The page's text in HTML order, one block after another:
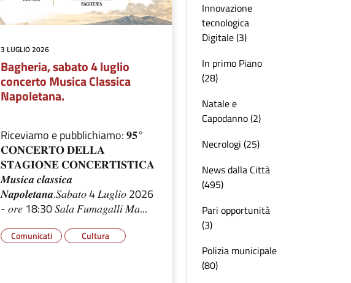
3 LUGLIO 2026
Bagheria, sabato 4 luglio
concerto Musica Classica
Napoletana.
Riceviamo e pubblichiamo: 𝟗𝟓°
𝐂𝐎𝐍𝐂𝐄𝐑𝐓𝐎 𝐃𝐄𝐋𝐋𝐀
𝐒𝐓𝐀𝐆𝐈𝐎𝐍𝐄 𝐂𝐎𝐍𝐂𝐄𝐑𝐓𝐈𝐒𝐓𝐈𝐂𝐀
𝑴𝒖𝒔𝒊𝒄𝒂 𝒄𝒍𝒂𝒔𝒔𝒊𝒄𝒂
𝑵𝒂𝒑𝒐𝒍𝒆𝒕𝒂𝒏𝒂.𝑆𝑎𝑏𝑎𝑡𝑜 4 𝐿𝑢𝑔𝑙𝑖𝑜 2026
- 𝑜𝑟𝑒 18:30 𝑆𝑎𝑙𝑎 𝐹𝑢𝑚𝑎𝑔𝑎𝑙𝑙𝑖 𝑀𝑎...
Comunicati Cultura
Innovazione
tecnologica
Digitale (3)
In primo Piano
(28)
Natale e
Capodanno (2)
Necrologi (25)
News dalla Città
(495)
Pari opportunità
(3)
Polizia municipale
(80)